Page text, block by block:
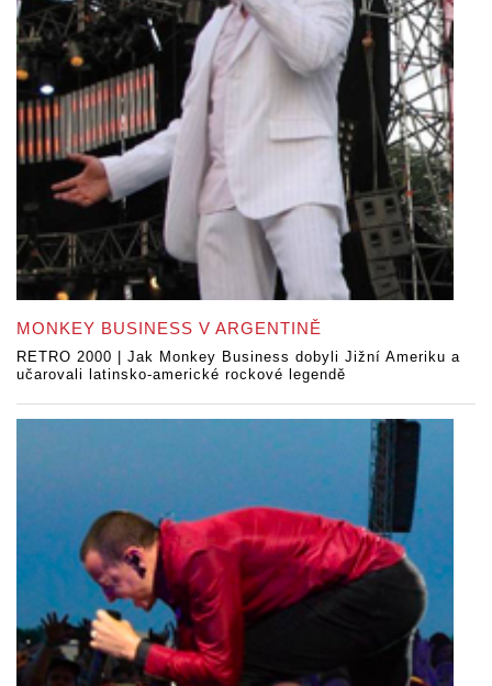
MONKEY BUSINESS V ARGENTINĚ
RETRO 2000 | Jak Monkey Business dobyli Jižní Ameriku a
učarovali latinsko-americké rockové legendě